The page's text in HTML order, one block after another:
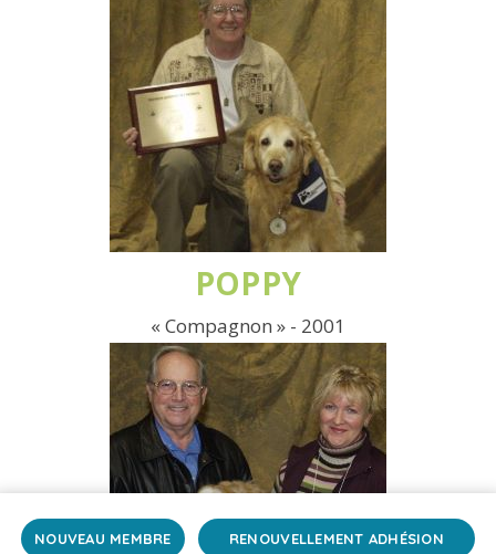
NOUVEAU MEMBRE RENOUVELLEMENT ADHÉSION
POPPY
« Compagnon » - 2001